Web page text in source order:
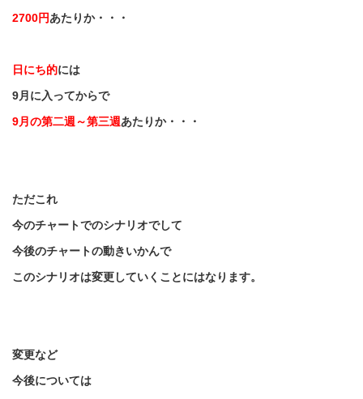
2700円あたりか・・・
日にち的には
9月に入ってからで
9月の第二週～第三週あたりか・・・
ただこれ
今のチャートでのシナリオでして
今後のチャートの動きいかんで
このシナリオは変更していくことにはなります。
変更など
今後については